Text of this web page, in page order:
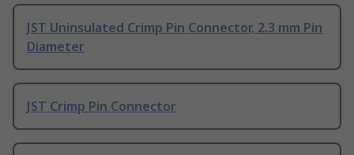
JST Uninsulated Crimp Pin Connector, 2.3 mm Pin
Diameter
JST Crimp Pin Connector